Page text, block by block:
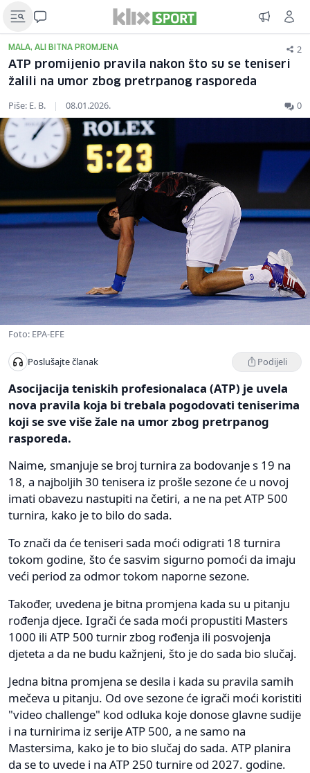
MALA, ALI BITNA PROMJENA 2
ATP promijenio pravila nakon što su se teniseri
žalili na umor zbog pretrpanog rasporeda
Piše: E. B. | 08.01.2026. 0
Foto: EPA-EFE
Poslušajte članak Podijeli
Asocijacija teniskih profesionalaca (ATP) je uvela
nova pravila koja bi trebala pogodovati teniserima
koji se sve više žale na umor zbog pretrpanog
rasporeda.
Naime, smanjuje se broj turnira za bodovanje s 19 na
18, a najboljih 30 tenisera iz prošle sezone će u novoj
imati obavezu nastupiti na četiri, a ne na pet ATP 500
turnira, kako je to bilo do sada.
To znači da će teniseri sada moći odigrati 18 turnira
tokom godine, što će sasvim sigurno pomoći da imaju
veći period za odmor tokom naporne sezone.
Također, uvedena je bitna promjena kada su u pitanju
rođenja djece. Igrači će sada moći propustiti Masters
1000 ili ATP 500 turnir zbog rođenja ili posvojenja
djeteta a da ne budu kažnjeni, što je do sada bio slučaj.
Jedna bitna promjena se desila i kada su pravila samih
mečeva u pitanju. Od ove sezone će igrači moći koristiti
"video challenge" kod odluka koje donose glavne sudije
i na turnirima iz serije ATP 500, a ne samo na
Mastersima, kako je to bio slučaj do sada. ATP planira
da se to uvede i na ATP 250 turnire od 2027. godine.